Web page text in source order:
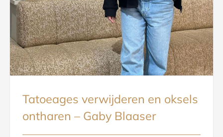
Tatoeages verwijderen en oksels
ontharen – Gaby Blaaser